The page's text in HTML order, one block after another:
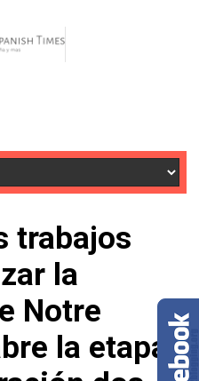
trabajos
la
Notre
la etapa